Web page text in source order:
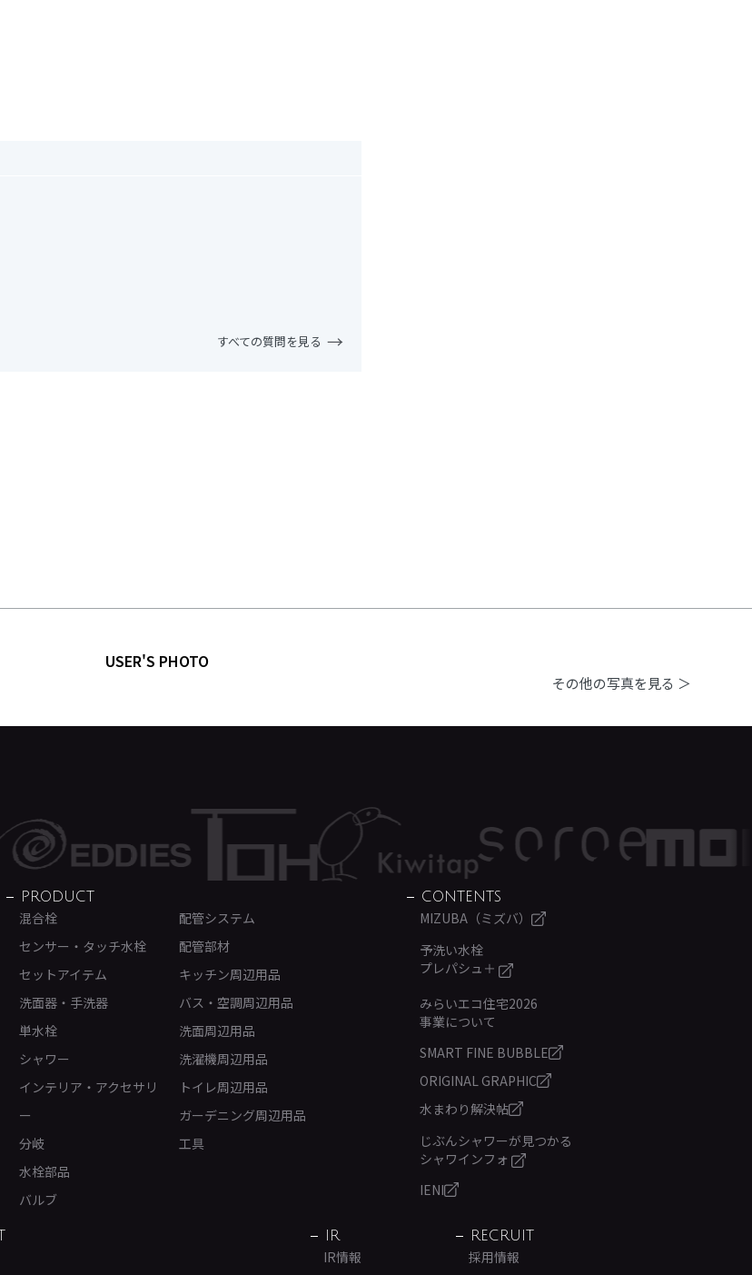
すべての質問を見る
USER'S PHOTO
その他の写真を見る ＞
PRODUCT
混合栓
センサー・タッチ水栓
セットアイテム
洗面器・手洗器
単水栓
シャワー
インテリア・アクセサリ
ー
分岐
水栓部品
バルブ
配管システム
配管部材
キッチン周辺用品
バス・空調周辺用品
洗面周辺用品
洗濯機周辺用品
トイレ周辺用品
ガーデニング周辺用品
工具
CONTENTS
MIZUBA（ミズバ）
予洗い水栓
プレパシュ＋
みらいエコ住宅2026
事業について
SMART FINE BUBBLE
ORIGINAL GRAPHIC
水まわり解決帖
じぶんシャワーが見つかる
シャワインフォ
IENI
IR
IR情報
RECRUIT
採用情報